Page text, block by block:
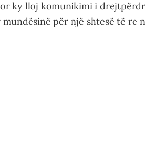
ky lloj komunikimi i
për një shtesë të re